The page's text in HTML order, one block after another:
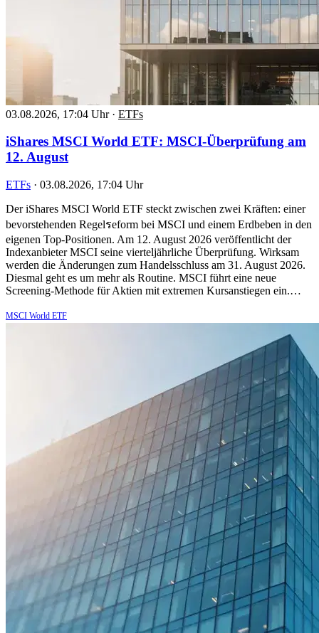
03.08.2026, 17:04 Uhr · ETFs
iShares MSCI World ETF: MSCI-Überprüfung am
12. August
ETFs · 03.08.2026, 17:04 Uhr
Der iShares MSCI World ETF steckt zwischen zwei Kräften: einer
bevorstehenden Regelรeform bei MSCI und einem Erdbeben in den
eigenen Top-Positionen. Am 12. August 2026 veröffentlicht der
Indexanbieter MSCI seine vierteljährliche Überprüfung. Wirksam
werden die Änderungen zum Handelsschluss am 31. August 2026.
Diesmal geht es um mehr als Routine. MSCI führt eine neue
Screening-Methode für Aktien mit extremen Kursanstiegen ein.…
MSCI World ETF